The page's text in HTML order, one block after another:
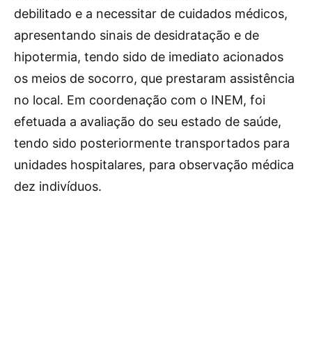
debilitado e a necessitar de cuidados médicos,
apresentando sinais de desidratação e de
hipotermia, tendo sido de imediato acionados
os meios de socorro, que prestaram assistência
no local. Em coordenação com o INEM, foi
efetuada a avaliação do seu estado de saúde,
tendo sido posteriormente transportados para
unidades hospitalares, para observação médica
dez indivíduos.